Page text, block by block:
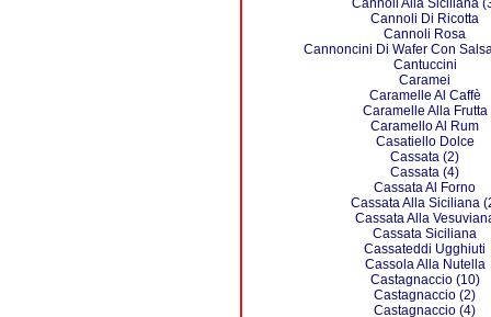
Cannoli Alla Siciliana
Cannoli Di Ricotta
Cannoli Rosa
Cannoncini Di Wafer Con
Cantuccini
Caramei
Caramelle Al Caffè
Caramelle Alla Frutta
Caramello Al Rum
Casatiello Dolce
Cassata (2)
Cassata (4)
Cassata Al Forno
Cassata Alla Siciliana
Cassata Alla
Cassata Siciliana
Cassateddi Ugghiuti
Cassola Alla Nutella
Castagnaccio (10)
Castagnaccio (2)
Castagnaccio (4)